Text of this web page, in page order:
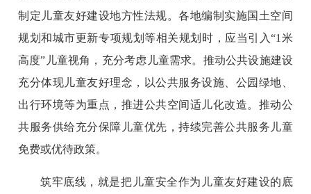
制定儿童友好建设地方性法规。各地编制实施国土空间
规划和城市更新专项规划等相关规划时，应当引入“1米
高度”儿童视角，充分考虑儿童需求。推动公共设施建设
充分体现儿童友好理念，以公共服务设施、公园绿地、
出行环境等为重点，推进公共空间适儿化改造。推动公
共服务供给充分保障儿童优先，持续完善公共服务儿童
免费或优待政策。
筑牢底线，就是把儿童安全作为儿童友好建设的底